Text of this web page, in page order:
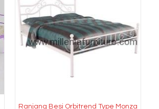
Ranjang Besi Orbitrend Type Monza